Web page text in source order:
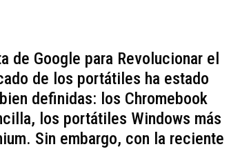
de Google para Revolucionar el
de los portátiles ha estado
definidas: los Chromebook
los portátiles Windows más
Sin embargo, con la reciente